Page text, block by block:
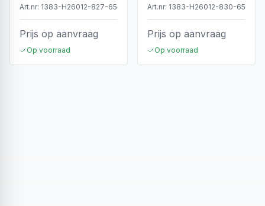
High Voltage, 50 meter,
220V, IP65
Art.nr: 1383-H26012-827-65
Prijs op aanvraag
Op voorraad
High Voltage, 220V,
IP65
Art.nr: 1383-H26012-830-65
Prijs op aanvraag
Op voorraad